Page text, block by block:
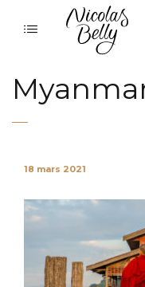
18 mars 2021